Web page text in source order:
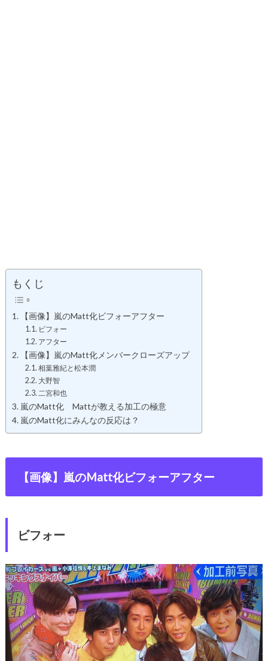
もくじ
【画像】嵐のMatt化ビフォーアフター
ビフォー
アフター
【画像】嵐のMatt化メンバークローズアップ
相葉雅紀と松本潤
大野智
二宮和也
嵐のMatt化 Mattが教える加工の極意
嵐のMatt化にみんなの反応は？
【画像】嵐のMatt化ビフォーアフター
ビフォー